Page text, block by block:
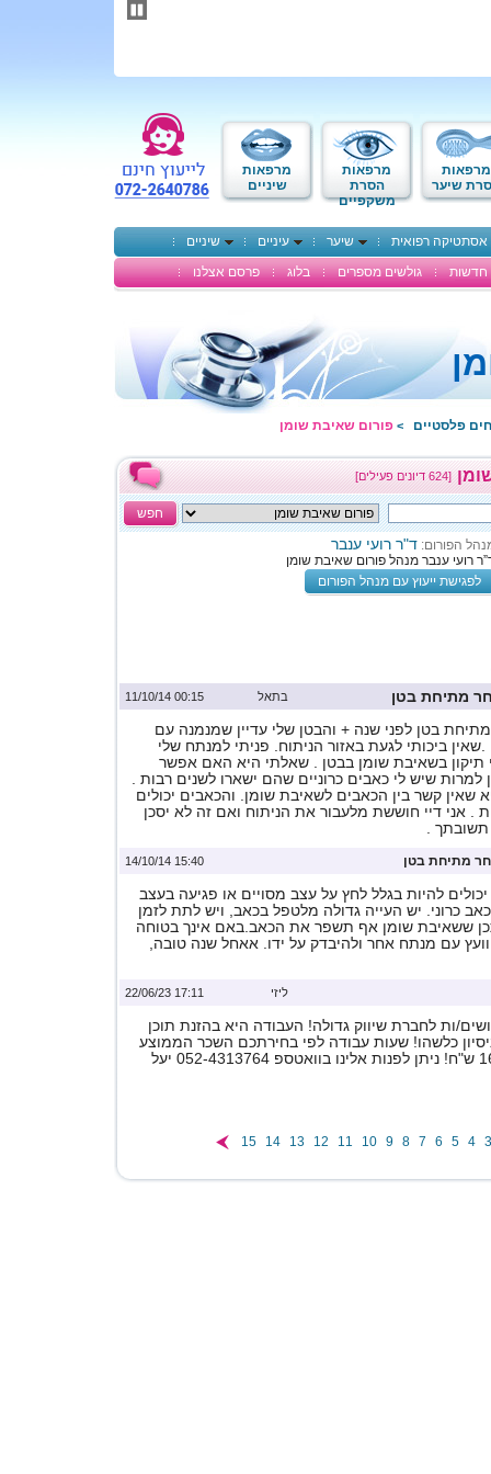
מרפאות
שיער
מרפאות
הסרת
משקפיים
מרפאות
שיניים
אסתטיקה רפואית שיער עיניים
שיניים
חדשות
גולשים מספרים בלוג פרסם אצלנו
פלסטיים > פורום שאיבת שומן
[624 דיונים פעילים]
חפש
הפורום: ד"ר רועי ענבר
רועי ענבר מנהל פורום שאיבת שומן
לפגישת ייעוץ עם מנהל הפורום
00:15 11/10/14 בתאל מתיחת בטן
בטן לפני שנה + והבטן שלי עדיין שמנמנה עם
ביכותי לגעת באזור הניתוח. פניתי למנתח שלי
תיקון בשאיבת שומן בבטן . שאלתי היא האם אפשר
למרות שיש לי כאבים כרוניים שהם ישארו לשנים רבות .
שאין קשר בין הכאבים לשאיבת שומן. והכאבים יכולים
. אני דיי חוששת מלעבור את הניתוח ואם זה לא יסכן
תשובתך .
15:40 14/10/14 מתיחת בטן
להיות בגלל לחץ על עצב מסויים או פגיעה בעצב
כרוני. יש העייה גדולה מלטפל בכאב, ויש לתת לזמן
ששאיבת שומן אף תשפר את הכאב.באם אינך בטוחה
עם מנתח אחר ולהיבדק על ידו. אאחל שנה טובה,
17:11 22/06/23 ליזי
ות לחברת שיווק גדולה! העבודה היא בהזנת תוכן
כלשהו! שעות עבודה לפי בחירתכם השכר הממוצע
3
4
5
6
7
8
9
10
11
12
13
14
15